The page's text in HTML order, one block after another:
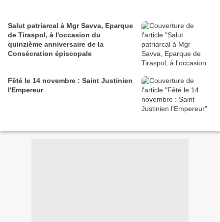
Salut patriarcal à Mgr Savva, Eparque
de Tiraspol, à l'occasion du
quinzième anniversaire de la
Consécration épiscopale
Fêté le 14 novembre : Saint Justinien
l'Empereur